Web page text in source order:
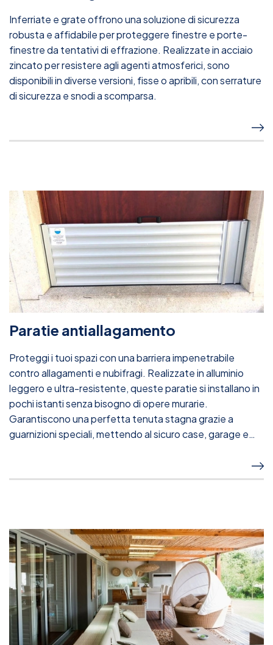
Inferriate e grate offrono una soluzione di sicurezza
robusta e affidabile per proteggere finestre e porte-
finestre da tentativi di effrazione. Realizzate in acciaio
zincato per resistere agli agenti atmosferici, sono
disponibili in diverse versioni, fisse o apribili, con serrature
di sicurezza e snodi a scomparsa.
Paratie antiallagamento
Proteggi i tuoi spazi con una barriera impenetrabile
contro allagamenti e nubifragi. Realizzate in alluminio
leggero e ultra-resistente, queste paratie si installano in
pochi istanti senza bisogno di opere murarie.
Garantiscono una perfetta tenuta stagna grazie a
guarnizioni speciali, mettendo al sicuro case, garage e